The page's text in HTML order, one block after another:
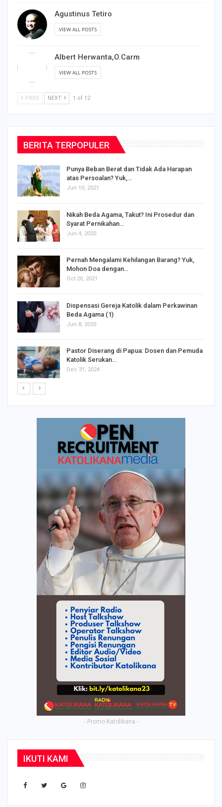
Agustinus Tetiro
VIEW ALL POSTS
Albert Herwanta,O.Carm
VIEW ALL POSTS
PREV NEXT 1 of 12
BERITA TERPOPULER
Punya Beban Berat dan Tidak Ada Harapan
atas Persoalan? Yuk,…
Jun 10, 2021
Nikah Beda Agama, Takut? Ini Prosedur dan
Syarat Pernikahan…
Jun 4, 2020
Pernah Mengalami Kehilangan Barang? Yuk,
Mohon Doa dengan…
Oct 20, 2021
Dispensasi Gereja Katolik dalam Perkawinan
Beda Agama (1)
Jun 8, 2020
Pastor Diserang di Papua: Dosen dan Pemuda
Katolik Serukan…
Dec 31, 2024
- Promo Katolikana -
IKUTI KAMI